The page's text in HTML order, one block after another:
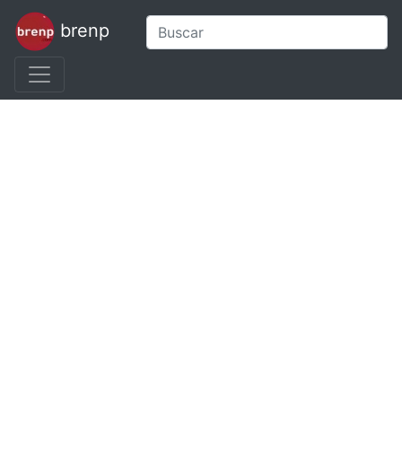
brenp